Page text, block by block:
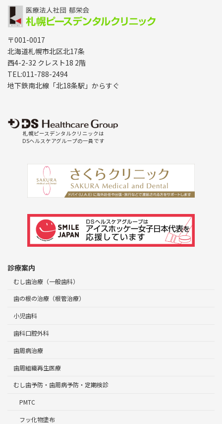
〒001-0017
北海道札幌市北区北17条
西4-2-32 クレスト18 2階
TEL:011-788-2494
地下鉄南北線「北18条駅」からすぐ
札幌ピースデンタルクリニックは
DSヘルスケアグループの一員です
診療案内
むし歯治療（一般歯科）
歯の根の治療（根管治療）
小児歯科
歯科口腔外科
歯周病治療
歯周組織再生医療
むし歯予防・歯周病予防・定期検診
PMTC
フッ化物塗布